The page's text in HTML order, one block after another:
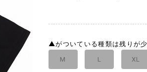
▲がついている種類は残りが
M L XL